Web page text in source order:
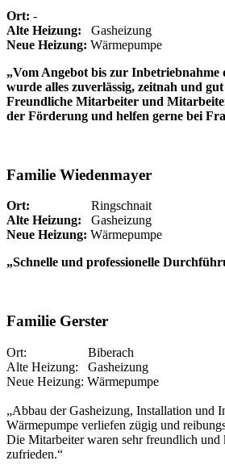
Ort: -
Alte Heizung: Gasheizung
Neue Heizung: Wärmepumpe
„Vom Angebot bis zur Inbetriebnahme
wurde alles zuverlässig, zeitnah und
Freundliche Mitarbeiter und
der Förderung und helfen gerne bei
Familie Wiedenmayer
Ort: Ringschnait
Alte Heizung: Gasheizung
Neue Heizung: Wärmepumpe
„Schnelle und professionelle
Familie Gerster
Ort: Biberach
Alte Heizung: Gasheizung
Neue Heizung: Wärmepumpe
„Abbau der Gasheizung, Installation und
Wärmepumpe verliefen zügig und
Die Mitarbeiter waren sehr freundlich und
zufrieden.“